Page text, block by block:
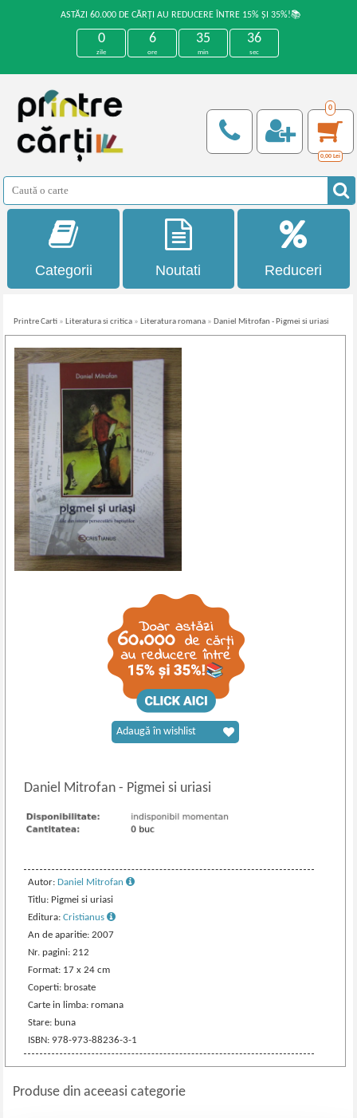
ASTĂZI 60.000 DE CĂRȚI AU REDUCERE ÎNTRE 15% ȘI 35%!📚
0
zile
6
ore
35
min
35
sec
0
0,00 Lei
Categorii Noutati Reduceri
Printre Carti » Literatura si critica » Literatura romana » Daniel Mitrofan - Pigmei si uriasi
Daniel Mitrofan- Pigmei si uriasi
Autor:Daniel Mitrofan
Titlu: Pigmei si uriasi
Editura:Cristianus
An de aparitie: 2007
Nr. pagini: 212
Format: 17 x 24 cm
Coperti: brosate
Carte in limba: romana
Stare: buna
ISBN: 978-973-88236-3-1
Adaugă în wishlist
Produse din aceeasi categorie